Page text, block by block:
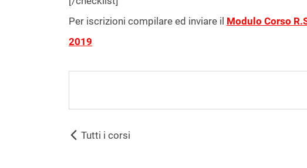
Per iscrizioni compilare ed inviare il Modulo Corso
2019
Tutti i corsi